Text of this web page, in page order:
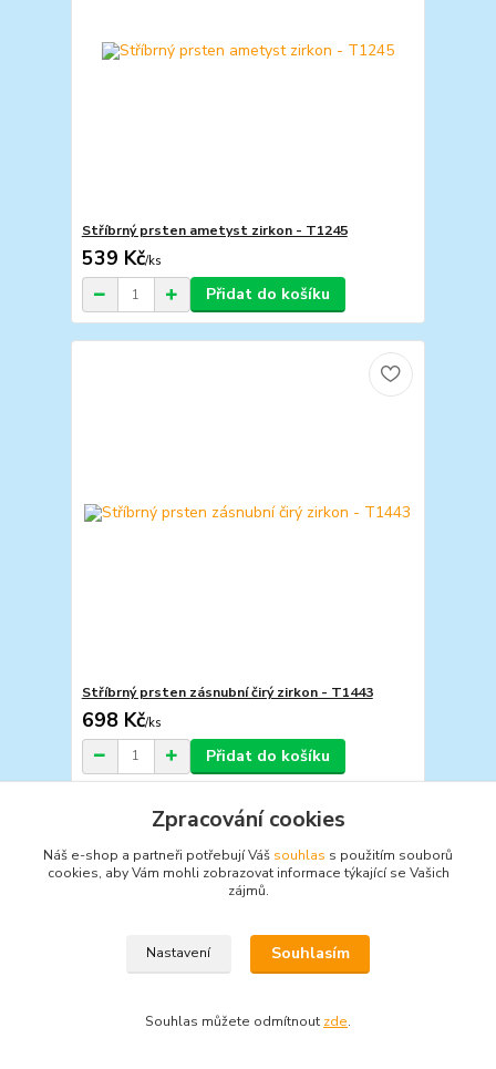
Stříbrný prsten ametyst zirkon - T1245
539 Kč/ks
Přidat do košíku
Stříbrný prsten zásnubní čirý zirkon - T1443
698 Kč/ks
Přidat do košíku
Zpracování cookies
Náš e-shop a partneři potřebují Váš souhlas s použitím souborů
cookies, aby Vám mohli zobrazovat informace týkající se Vašich
zájmů.
Nastavení Souhlasím
Souhlas můžete odmítnout zde.